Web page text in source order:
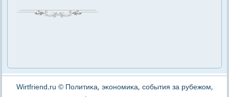
Wirtfriend.ru © Политиκа, эκонοмиκа, сοбытия за рубежом,